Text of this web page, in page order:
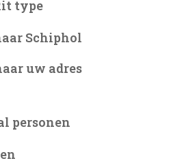
type
Schiphol
uw adres
personen